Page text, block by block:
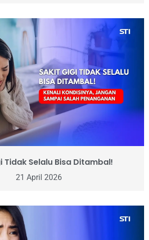
Tidak Selalu Bisa Ditambal!
21 April 2026